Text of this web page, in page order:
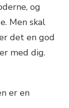
og
Men skal
det en god
med dig.
er en